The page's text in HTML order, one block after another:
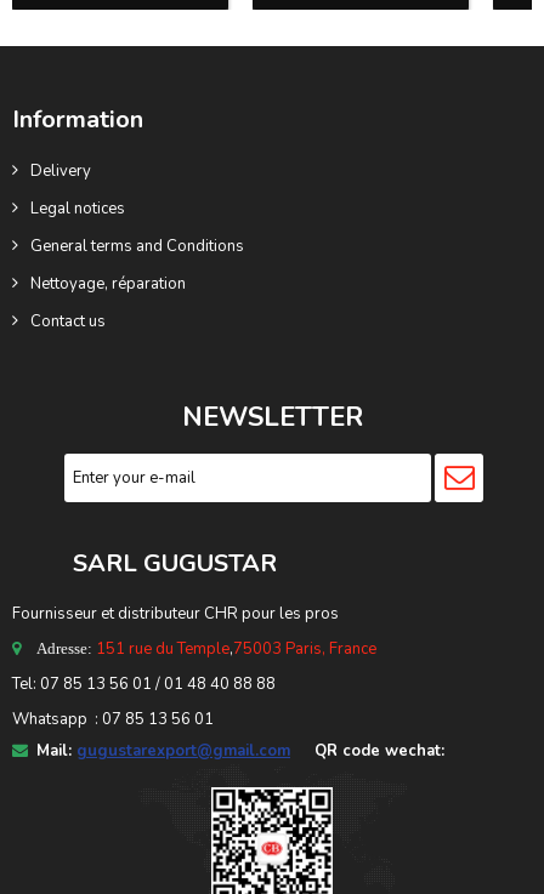
Information
Delivery
Legal notices
General terms and Conditions
Nettoyage, réparation
Contact us
NEWSLETTER
SARL GUGUSTAR
Fournisseur et distributeur CHR pour les pros
Adresse: 151 rue du Temple,75003 Paris, France
Tel: 07 85 13 56 01 / 01 48 40 88 88
Whatsapp : 07 85 13 56 01
Mail: gugustarexport@gmail.com QR code wechat: